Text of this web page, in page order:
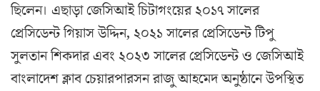
ছিলেন। এছাড়া জেসিআই চিটাগংয়ের ২০১৭ সালের
প্রেসিডেন্ট গিয়াস উদ্দিন, ২০২১ সালের প্রেসিডেন্ট টিপু
সুলতান শিকদার এবং ২০২৩ সালের প্রেসিডেন্ট ও জেসিআই
বাংলাদেশ ক্লাব চেয়ারপারসন রাজু আহমেদ অনুষ্ঠানে উপস্থিত